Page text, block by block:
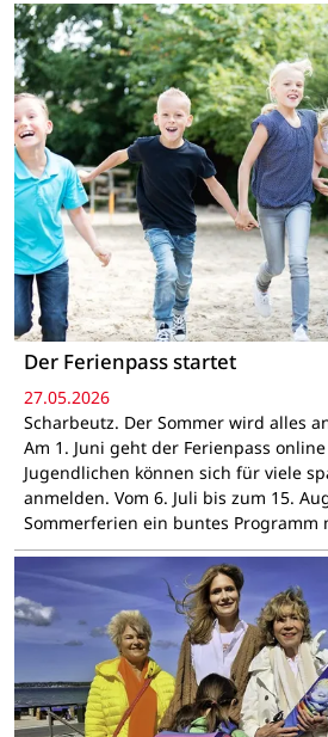
Der Ferienpass startet
27.05.2026
Scharbeutz. Der Sommer wird alles
Am 1. Juni geht der Ferienpass
Jugendlichen können sich für viele
anmelden. Vom 6. Juli bis zum 15.
Sommerferien ein buntes Programm